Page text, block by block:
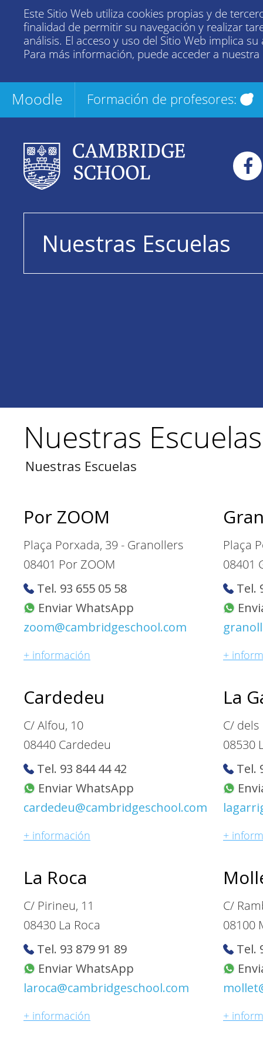
Este Sitio Web utiliza cookies propias y de
finalidad de permitir su navegación y realizar
análisis. El acceso y uso del Sitio Web implica su
Para más información, puede acceder a nuestra
Moodle Formación de profesores:
Nuestras Escuelas
Nuestras Escuelas
Nuestras Escuelas
Por ZOOM
Plaça Porxada, 39 - Granollers
08401 Por ZOOM
Tel. 93 655 05 58
Enviar WhatsApp
zoom@cambridgeschool.com
+ información
Plaça
08401
Tel.
+
Cardedeu
C/ Alfou, 10
08440 Cardedeu
Tel. 93 844 44 42
Enviar WhatsApp
cardedeu@cambridgeschool.com
+ información
La
C/ dels
08530
Tel.
+
La Roca
C/ Pirineu, 11
08430 La Roca
Tel. 93 879 91 89
Enviar WhatsApp
laroca@cambridgeschool.com
+ información
C/
08100
Tel.
+